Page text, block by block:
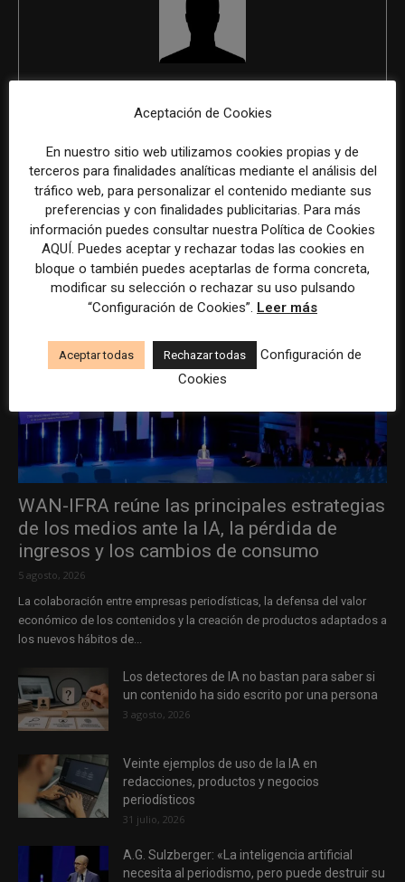
ÚLTIMOS ARTÍCULOS
WAN-IFRA reúne las principales estrategias
de los medios ante la IA, la pérdida de
ingresos y los cambios de consumo
5 agosto, 2026
La colaboración entre empresas periodísticas, la defensa del valor
económico de los contenidos y la creación de productos adaptados a
los nuevos hábitos de...
Los detectores de IA no bastan para saber si
un contenido ha sido escrito por una persona
3 agosto, 2026
Veinte ejemplos de uso de la IA en
redacciones, productos y negocios
periodísticos
31 julio, 2026
A.G. Sulzberger: «La inteligencia artificial
necesita al periodismo, pero puede destruir su
Aceptación de Cookies
En nuestro sitio web utilizamos cookies propias y de
terceros para finalidades analíticas mediante el análisis del
tráfico web, para personalizar el contenido mediante sus
preferencias y con finalidades publicitarias. Para más
información puedes consultar nuestra Política de Cookies
AQUÍ. Puedes aceptar y rechazar todas las cookies en
bloque o también puedes aceptarlas de forma concreta,
modificar su selección o rechazar su uso pulsando
“Configuración de Cookies”. Leer más
Aceptar todas Rechazar todas
Configuración de
Cookies